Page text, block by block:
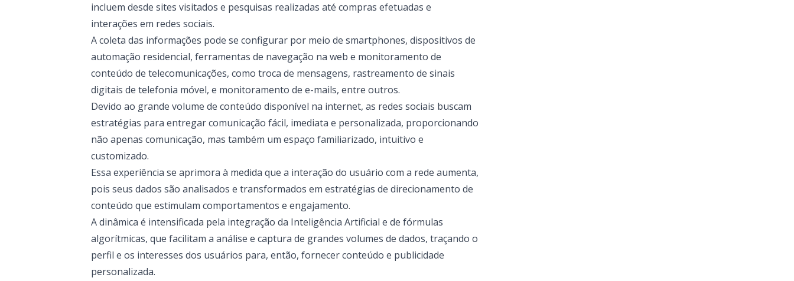
incluem desde sites visitados e pesquisas realizadas até compras efetuadas e
interações em redes sociais.
A coleta das informações pode se configurar por meio de smartphones, dispositivos de
automação residencial, ferramentas de navegação na web e monitoramento de
conteúdo de telecomunicações, como troca de mensagens, rastreamento de sinais
digitais de telefonia móvel, e monitoramento de e-mails, entre outros.
Devido ao grande volume de conteúdo disponível na internet, as redes sociais buscam
estratégias para entregar comunicação fácil, imediata e personalizada, proporcionando
não apenas comunicação, mas também um espaço familiarizado, intuitivo e
customizado.
Essa experiência se aprimora à medida que a interação do usuário com a rede aumenta,
pois seus dados são analisados e transformados em estratégias de direcionamento de
conteúdo que estimulam comportamentos e engajamento.
A dinâmica é intensificada pela integração da Inteligência Artificial e de fórmulas
algorítmicas, que facilitam a análise e captura de grandes volumes de dados, traçando o
perfil e os interesses dos usuários para, então, fornecer conteúdo e publicidade
personalizada.